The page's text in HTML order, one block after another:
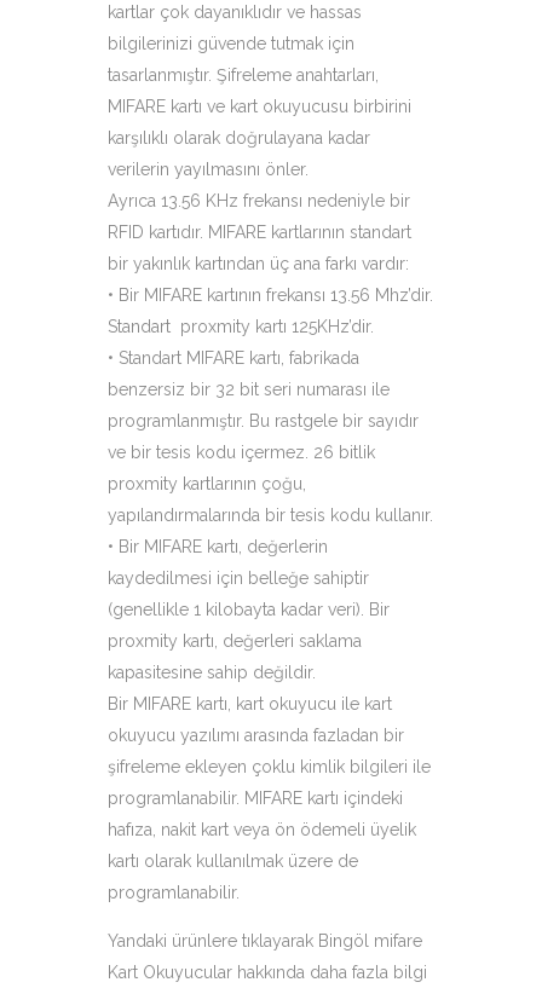
kartlar çok dayanıklıdır ve hassas
bilgilerinizi güvende tutmak için
tasarlanmıştır. Şifreleme anahtarları,
MIFARE kartı ve kart okuyucusu birbirini
karşılıklı olarak doğrulayana kadar
verilerin yayılmasını önler.
Ayrıca 13.56 KHz frekansı nedeniyle bir
RFID kartıdır. MIFARE kartlarının standart
bir yakınlık kartından üç ana farkı vardır:
• Bir MIFARE kartının frekansı 13.56 Mhz’dir.
Standart proxmity kartı 125KHz’dir.
• Standart MIFARE kartı, fabrikada
benzersiz bir 32 bit seri numarası ile
programlanmıştır. Bu rastgele bir sayıdır
ve bir tesis kodu içermez. 26 bitlik
proxmity kartlarının çoğu,
yapılandırmalarında bir tesis kodu kullanır.
• Bir MIFARE kartı, değerlerin
kaydedilmesi için belleğe sahiptir
(genellikle 1 kilobayta kadar veri). Bir
proxmity kartı, değerleri saklama
kapasitesine sahip değildir.
Bir MIFARE kartı, kart okuyucu ile kart
okuyucu yazılımı arasında fazladan bir
şifreleme ekleyen çoklu kimlik bilgileri ile
programlanabilir. MIFARE kartı içindeki
hafıza, nakit kart veya ön ödemeli üyelik
kartı olarak kullanılmak üzere de
programlanabilir.
Yandaki ürünlere tıklayarak Bingöl mifare
Kart Okuyucular hakkında daha fazla bilgi